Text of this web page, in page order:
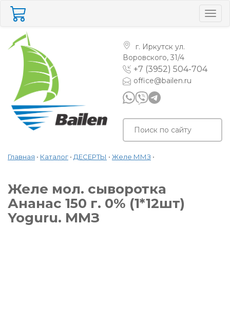
г. Иркутск ул.
Воровского, 31/4
+7 (3952) 504-704
office@bailen.ru
Главная • Каталог • ДЕСЕРТЫ • Желе ММЗ •
Желе мол. сыворотка
Ананас 150 г. 0% (1*12шт)
Yoguru. ММЗ